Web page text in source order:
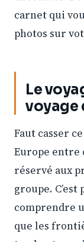
carnet qui
photos sur
Le
voyage
Faut casser
Europe entre
réservé aux
groupe.
comprendre
que les